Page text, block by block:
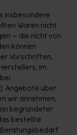
insbesondere
Waren nicht
– die nicht von
können
Vorschriften,
im
Angebote über
wir annehmen,
begründeter
bestellte